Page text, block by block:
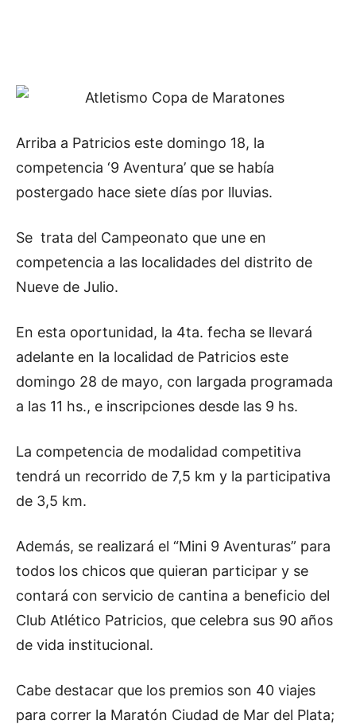
Arriba a Patricios este domingo 18, la
competencia ‘9 Aventura’ que se había
postergado hace siete días por lluvias.
Se trata del Campeonato que une en
competencia a las localidades del distrito de
Nueve de Julio.
En esta oportunidad, la 4ta. fecha se llevará
adelante en la localidad de Patricios este
domingo 28 de mayo, con largada programada
a las 11 hs., e inscripciones desde las 9 hs.
La competencia de modalidad competitiva
tendrá un recorrido de 7,5 km y la participativa
de 3,5 km.
Además, se realizará el “Mini 9 Aventuras” para
todos los chicos que quieran participar y se
contará con servicio de cantina a beneficio del
Club Atlético Patricios, que celebra sus 90 años
de vida institucional.
Cabe destacar que los premios son 40 viajes
para correr la Maratón Ciudad de Mar del Plata;